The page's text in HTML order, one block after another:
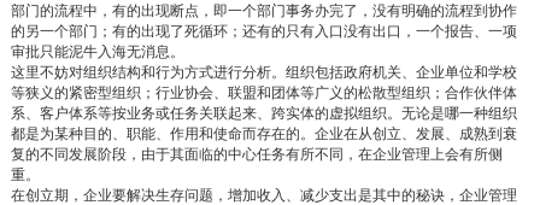
部门的流程中，有的出现断点，即一个部门事务办完了，没有明确的流程到协作
的另一个部门；有的出现了死循环；还有的只有入口没有出口，一个报告、一项
审批只能泥牛入海无消息。
这里不妨对组织结构和行为方式进行分析。组织包括政府机关、企业单位和学校
等狭义的紧密型组织；行业协会、联盟和团体等广义的松散型组织；合作伙伴体
系、客户体系等按业务或任务关联起来、跨实体的虚拟组织。无论是哪一种组织
都是为某种目的、职能、作用和使命而存在的。企业在从创立、发展、成熟到衰
复的不同发展阶段，由于其面临的中心任务有所不同，在企业管理上会有所侧
重。
在创立期，企业要解决生存问题，增加收入、减少支出是其中的秘诀，企业管理